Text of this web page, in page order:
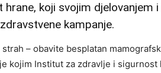
koji svojim djelovanjem
kampanje.
– obavite besplatan
kojim Institut za zdravlje i